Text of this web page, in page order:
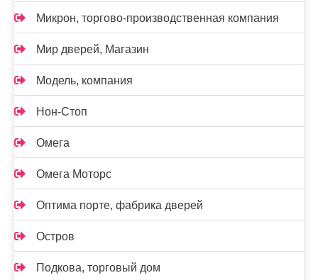
Микрон, торгово-производственная компания
Мир дверей, Магазин
Модель, компания
Нон-Стоп
Омега
Омега Моторс
Оптима порте, фабрика дверей
Остров
Подкова, торговый дом